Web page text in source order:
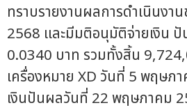
ทราบรายงานผลการดำเนินงา
2568 และมีมติอนุมัติจ่ายเงิน
0.0340 บาท รวมทั้งสิ้น
เครื่องหมาย XD วันที่ 5 พฤษภ
เงินปันผลวันที่ 22 พฤษภาคม